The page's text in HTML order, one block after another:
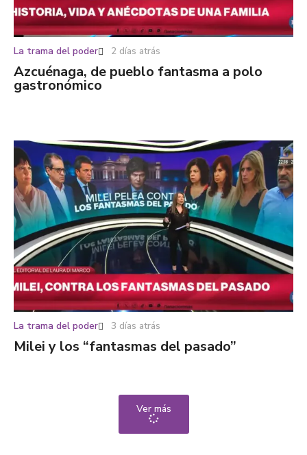
La trama del poder 2 días atrás
Azcuénaga, de pueblo fantasma a polo
gastronómico
La trama del poder 3 días atrás
Milei y los “fantasmas del pasado”
Ver más